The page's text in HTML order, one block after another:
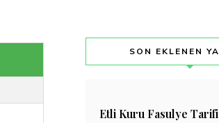
SON EKLENEN
Etli Kuru Fasulye Tarifi